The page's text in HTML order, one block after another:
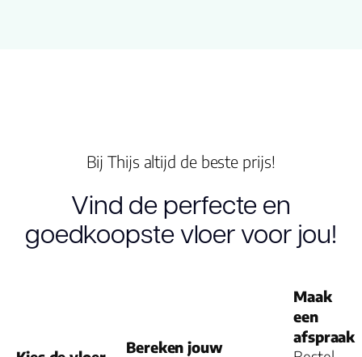
Aantal per
Dikte toplaag
(mm)
0.55
Click PVC
Bij Thijs altijd de beste prijs!
Vind de perfecte en
goedkoopste vloer voor jou!
Bereken jouw
Maak
een
afspraak